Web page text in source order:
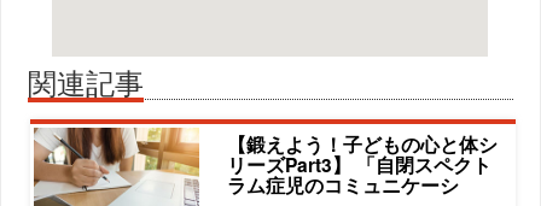
関連記事
【鍛えよう！子どもの心と体シ
リーズPart3】 「自閉スペクト
ラム症児のコミュニケーシ